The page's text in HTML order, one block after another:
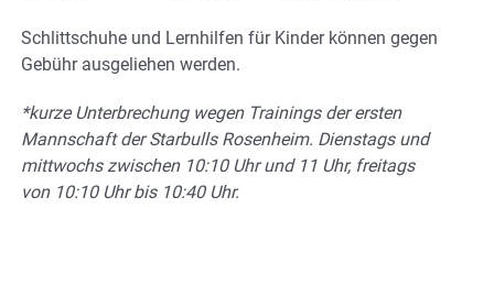
Schlittschuhe und Lernhilfen für Kinder können gegen
Gebühr ausgeliehen werden.
*kurze Unterbrechung wegen Trainings der ersten
Mannschaft der Starbulls Rosenheim. Dienstags und
mittwochs zwischen 10:10 Uhr und 11 Uhr, freitags
von 10:10 Uhr bis 10:40 Uhr.